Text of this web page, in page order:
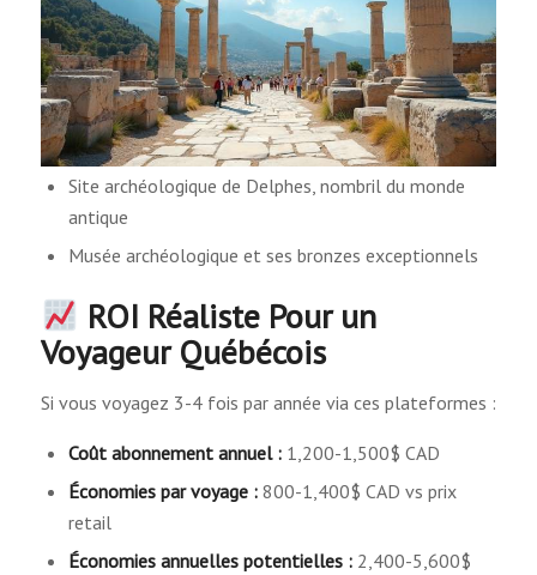
Site archéologique de Delphes, nombril du monde
antique
Musée archéologique et ses bronzes exceptionnels
ROI Réaliste Pour un
Voyageur Québécois
Si vous voyagez 3-4 fois par année via ces plateformes :
Coût abonnement annuel :1,200-1,500$ CAD
Économies par voyage :800-1,400$ CAD vs prix
retail
Économies annuelles potentielles :2,400-5,600$